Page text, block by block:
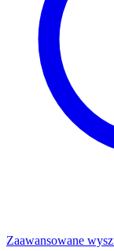
Zaawansowane